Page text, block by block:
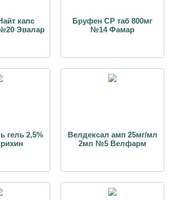
капс
Эвалар
Бруфен СР таб 800мг
№14 Фамар
гель 2,5%
Велдексал амп 25мг/мл
2мл №5 Велфарм